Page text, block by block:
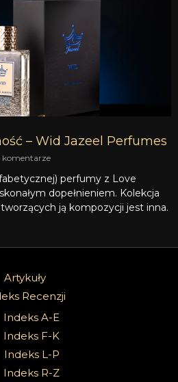
– Wid Jazeel Perfumes
perfumy z Love
dopełnieniem. Kolekcja
ją kompozycji jest inna.
Artykuły
Recenzji
Indeks A-E
Indeks F-K
Indeks L-P
Indeks R-Z